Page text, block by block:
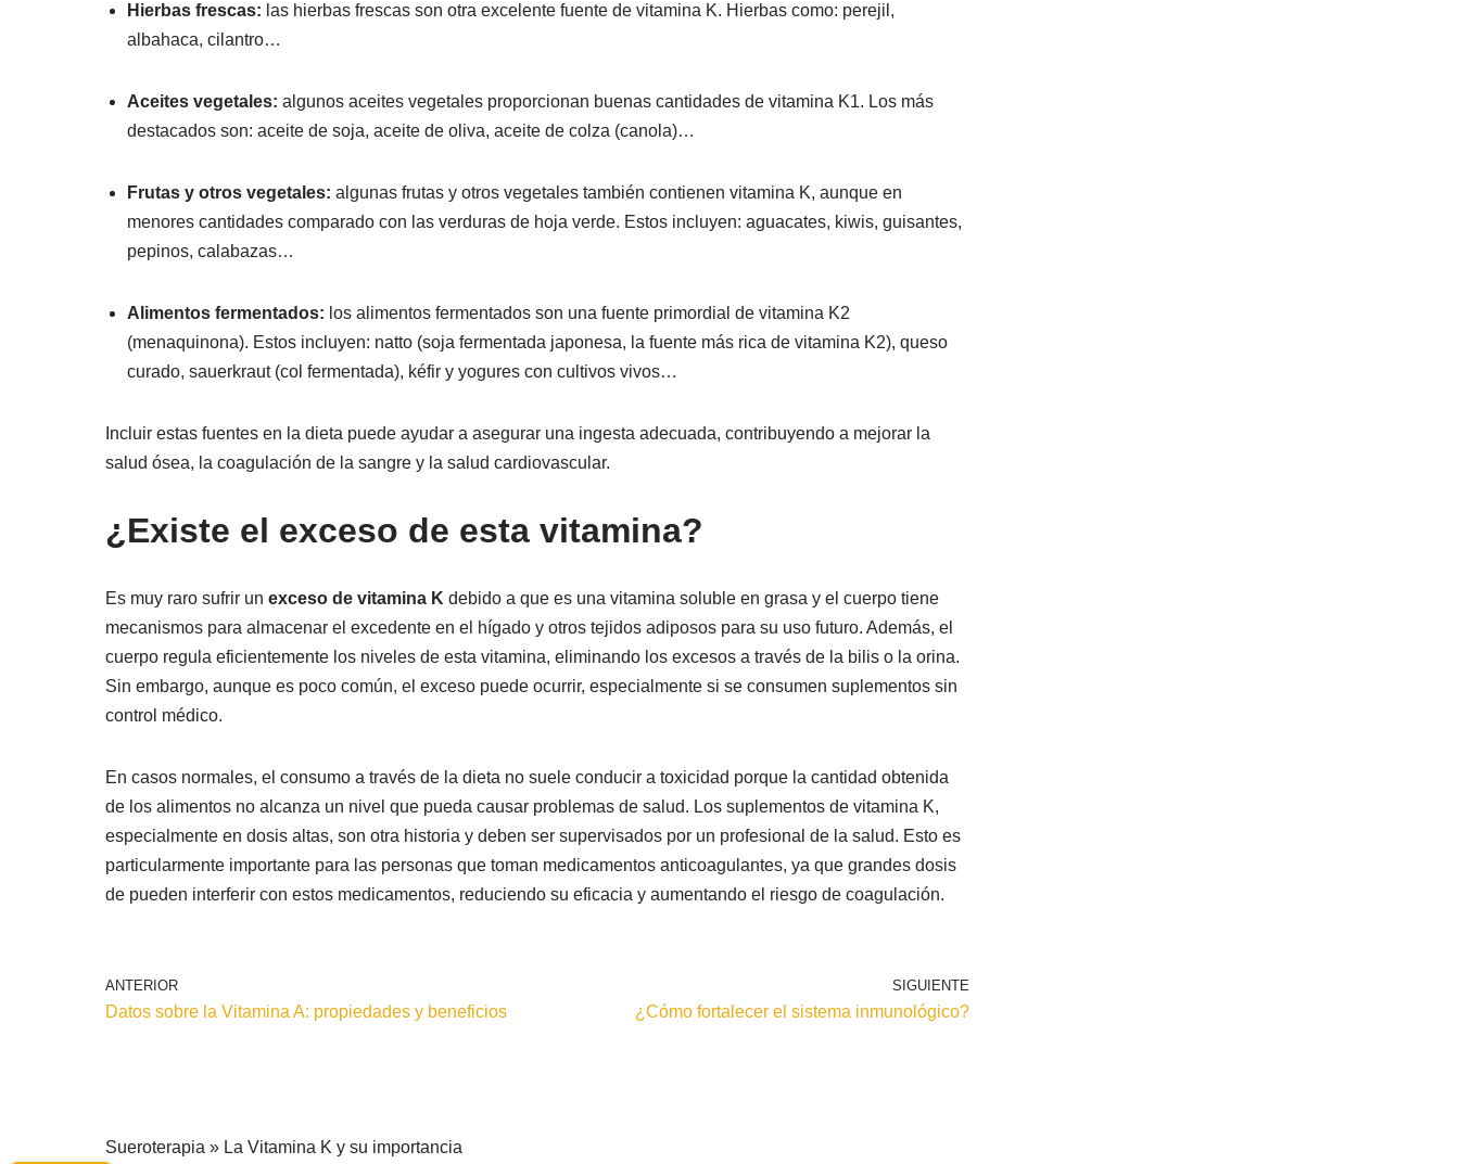
Hierbas frescas: las hierbas frescas son otra excelente fuente de vitamina K. Hierbas como: perejil,
albahaca, cilantro…
Aceites vegetales: algunos aceites vegetales proporcionan buenas cantidades de vitamina K1. Los más
destacados son: aceite de soja, aceite de oliva, aceite de colza (canola)…
Frutas y otros vegetales: algunas frutas y otros vegetales también contienen vitamina K, aunque en
menores cantidades comparado con las verduras de hoja verde. Estos incluyen: aguacates, kiwis, guisantes,
pepinos, calabazas…
Alimentos fermentados: los alimentos fermentados son una fuente primordial de vitamina K2
(menaquinona). Estos incluyen: natto (soja fermentada japonesa, la fuente más rica de vitamina K2), queso
curado, sauerkraut (col fermentada), kéfir y yogures con cultivos vivos…
Incluir estas fuentes en la dieta puede ayudar a asegurar una ingesta adecuada, contribuyendo a mejorar la
salud ósea, la coagulación de la sangre y la salud cardiovascular.
¿Existe el exceso de esta vitamina?
Es muy raro sufrir un exceso de vitamina K debido a que es una vitamina soluble en grasa y el cuerpo tiene
mecanismos para almacenar el excedente en el hígado y otros tejidos adiposos para su uso futuro. Además, el
cuerpo regula eficientemente los niveles de esta vitamina, eliminando los excesos a través de la bilis o la orina.
Sin embargo, aunque es poco común, el exceso puede ocurrir, especialmente si se consumen suplementos sin
control médico.
En casos normales, el consumo a través de la dieta no suele conducir a toxicidad porque la cantidad obtenida
de los alimentos no alcanza un nivel que pueda causar problemas de salud. Los suplementos de vitamina K,
especialmente en dosis altas, son otra historia y deben ser supervisados por un profesional de la salud. Esto es
particularmente importante para las personas que toman medicamentos anticoagulantes, ya que grandes dosis
de pueden interferir con estos medicamentos, reduciendo su eficacia y aumentando el riesgo de coagulación.
ANTERIOR
Datos sobre la Vitamina A: propiedades y beneficios
SIGUIENTE
¿Cómo fortalecer el sistema inmunológico?
Sueroterapia » La Vitamina K y su importancia